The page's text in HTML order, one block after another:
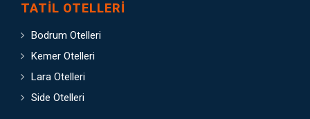
TATIL OTELLERI
Bodrum Otelleri
Kemer Otelleri
Lara Otelleri
Side Otelleri